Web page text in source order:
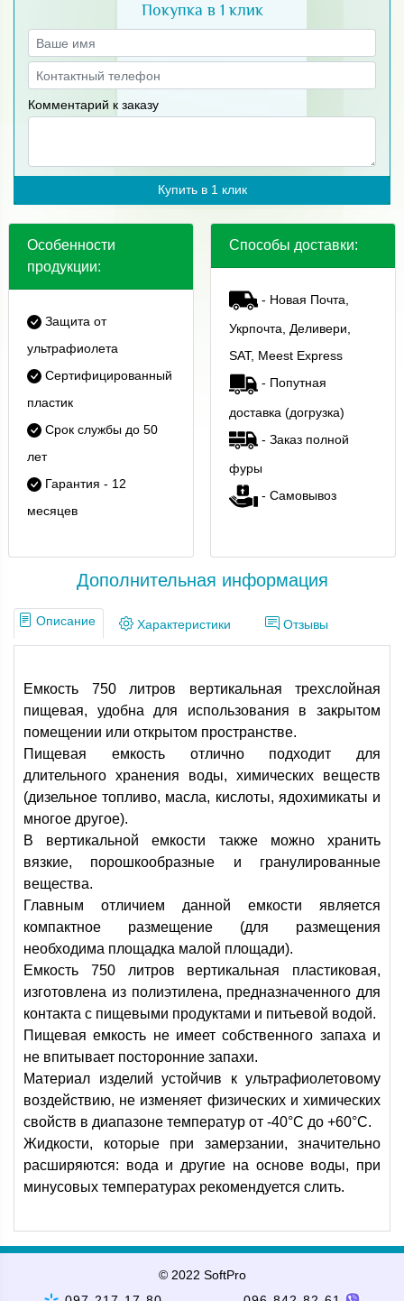
Покупка в 1 клик
Комментарий к заказу
Купить в 1 клик
Особенности
продукции:
Защита от
ультрафиолета
Сертифицированный
пластик
Срок службы до 50
лет
Гарантия - 12
месяцев
Способы доставки:
- Новая Почта,
Укрпочта, Деливери,
SAT, Meest Express
- Попутная
доставка (догрузка)
- Заказ полной
фуры
- Самовывоз
Дополнительная информация
Описание Характеристики Отзывы
Емкость 750 литров вертикальная трехслойная
пищевая, удобна для использования в закрытом
помещении или открытом пространстве.
Пищевая емкость отлично подходит для
длительного хранения воды, химических веществ
(дизельное топливо, масла, кислоты, ядохимикаты и
многое другое).
В вертикальной емкости также можно хранить
вязкие, порошкообразные и гранулированные
вещества.
Главным отличием данной емкости является
компактное размещение (для размещения
необходима площадка малой площади).
Емкость 750 литров вертикальная пластиковая,
изготовлена из полиэтилена, предназначенного для
контакта с пищевыми продуктами и питьевой водой.
Пищевая емкость не имеет собственного запаха и
не впитывает посторонние запахи.
Материал изделий устойчив к ультрафиолетовому
воздействию, не изменяет физических и химических
свойств в диапазоне температур от -40°C до +60°С.
Жидкости, которые при замерзании, значительно
расширяются: вода и другие на основе воды, при
минусовых температурах рекомендуется слить.
© 2022 SoftPro